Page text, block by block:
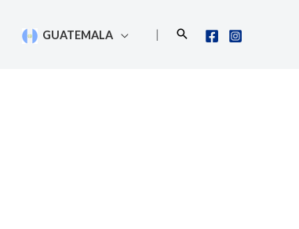
GUATEMALA | Buscar